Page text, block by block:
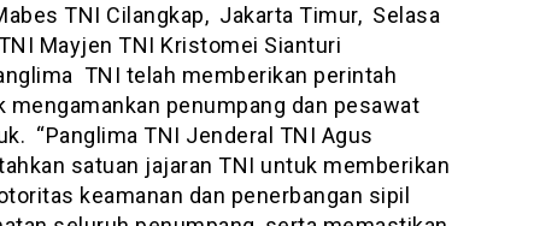
TNI Cilangkap, Jakarta Timur, Selasa
Mayjen TNI Kristomei Sianturi
TNI telah memberikan perintah
mengamankan penumpang dan pesawat
“Panglima TNI Jenderal TNI Agus
satuan jajaran TNI untuk memberikan
keamanan dan penerbangan sipil